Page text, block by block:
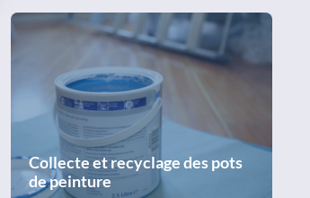
Collecte et recyclage des pots
de peinture